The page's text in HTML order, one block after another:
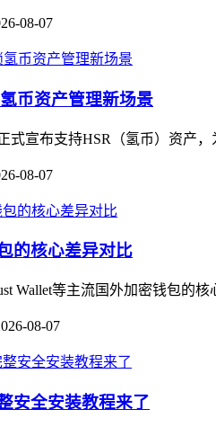
08-07
币资产管理新场景
式宣布支持HSR（氢币）资产
08-07
的核心差异对比
Wallet等主流国外加密钱包的
08-07
安全安装教程来了